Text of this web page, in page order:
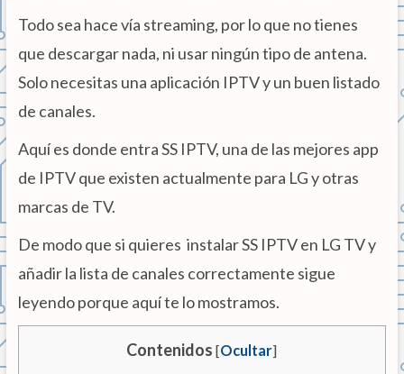
Todo sea hace vía streaming, por lo que no tienes
que descargar nada, ni usar ningún tipo de antena.
Solo necesitas una aplicación IPTV y un buen listado
de canales.
Aquí es donde entra SS IPTV, una de las mejores app
de IPTV que existen actualmente para LG y otras
marcas de TV.
De modo que si quieres instalar SS IPTV en LG TV y
añadir la lista de canales correctamente sigue
leyendo porque aquí te lo mostramos.
Contenidos [Ocultar]